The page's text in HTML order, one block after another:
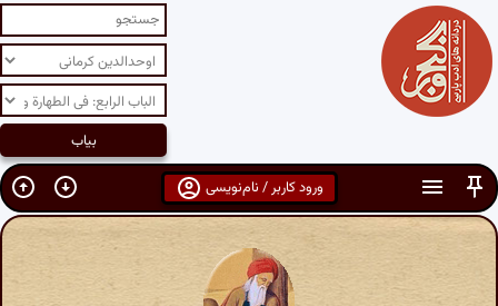
ورود کاربر / نام‌نویسی